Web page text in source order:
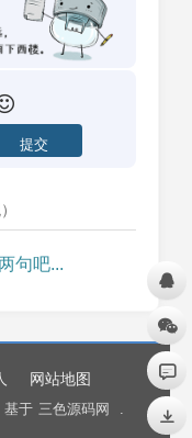
句吧...
网站地图
基于 三色源码网 .